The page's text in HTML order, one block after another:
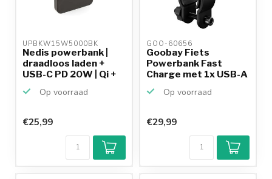
UPBKW15W5000BK
Nedis powerbank |
draadloos laden +
USB-C PD 20W | Qi +
Op voorraad
€25,99
GOO-60656
Goobay Fiets
Powerbank Fast
Charge met 1x USB-A
Op voorraad
€29,99